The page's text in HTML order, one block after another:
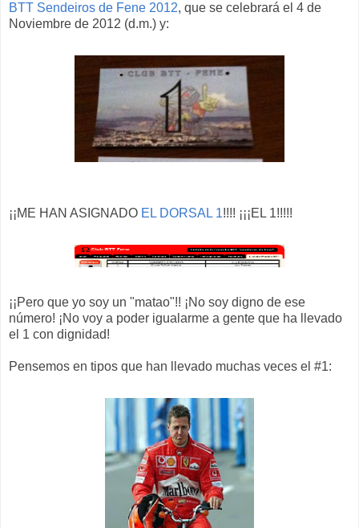
BTT Sendeiros de Fene 2012, que se celebrará el 4 de
Noviembre de 2012 (d.m.) y:
¡¡ME HAN ASIGNADO EL DORSAL 1!!!! ¡¡¡EL 1!!!!!
¡¡Pero que yo soy un "matao"!! ¡No soy digno de ese
número! ¡No voy a poder igualarme a gente que ha llevado
el 1 con dignidad!
Pensemos en tipos que han llevado muchas veces el #1: